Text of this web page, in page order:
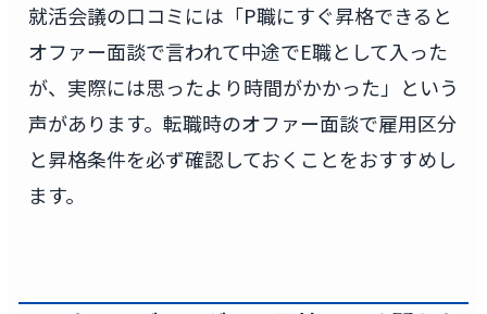
就活会議の口コミには「P職にすぐ昇格できると
オファー面談で言われて中途でE職として入った
が、実際には思ったより時間がかかった」という
声があります。転職時のオファー面談で雇用区分
と昇格条件を必ず確認しておくことをおすすめし
ます。